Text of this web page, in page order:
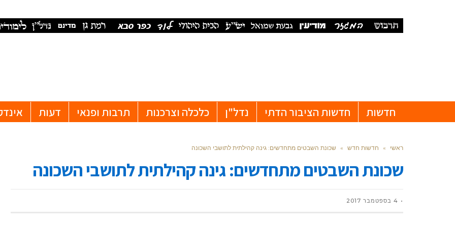
חדשות חדשות הציבור הדתי נדל"ן כלכלה וצרכנות תרבות ופנאי דעות
ראשי » חדשות חדש » שכונת השבטים מתחדשים: גינה קהילתית לתושבי השכונה
שכונת השבטים מתחדשים: גינה קהילתית לתושבי השכונה
4 בספטמבר 2017